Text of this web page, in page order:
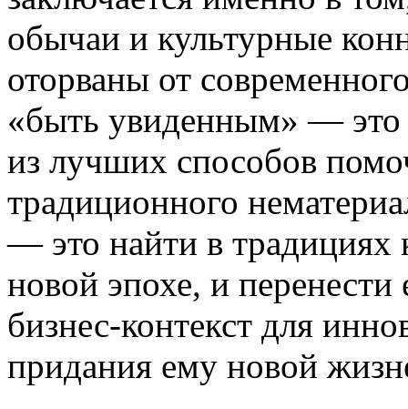
обычаи и культурные
оторваны от
«быть увиденным» — это
из лучших способов
традиционного
— это найти в традициях
новой эпохе, и
бизнес-контекст для
придания ему новой